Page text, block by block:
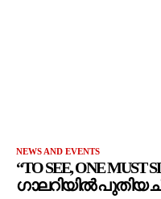
NEWS AND EVENTS
“TO SEE, ONE
ഗാലറിയിൽ പുതിയ